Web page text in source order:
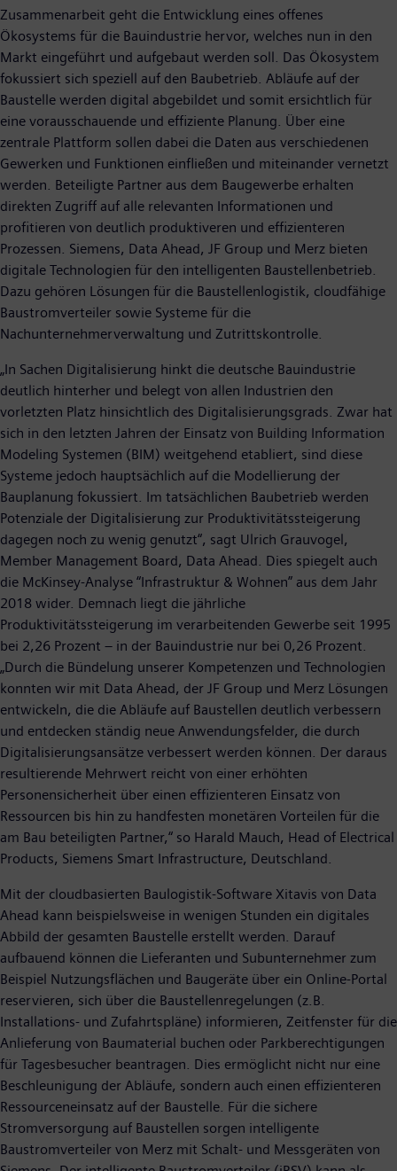
Zusammenarbeit geht die Entwicklung eines offenes
Ökosystems für die Bauindustrie hervor, welches nun in den
Markt eingeführt und aufgebaut werden soll. Das Ökosystem
fokussiert sich speziell auf den Baubetrieb. Abläufe auf der
Baustelle werden digital abgebildet und somit ersichtlich für
eine vorausschauende und effiziente Planung. Über eine
zentrale Plattform sollen dabei die Daten aus verschiedenen
Gewerken und Funktionen einfließen und miteinander vernetzt
werden. Beteiligte Partner aus dem Baugewerbe erhalten
direkten Zugriff auf alle relevanten Informationen und
profitieren von deutlich produktiveren und effizienteren
Prozessen. Siemens, Data Ahead, JF Group und Merz bieten
digitale Technologien für den intelligenten Baustellenbetrieb.
Dazu gehören Lösungen für die Baustellenlogistik, cloudfähige
Baustromverteiler sowie Systeme für die
Nachunternehmerverwaltung und Zutrittskontrolle.
„In Sachen Digitalisierung hinkt die deutsche Bauindustrie
deutlich hinterher und belegt von allen Industrien den
vorletzten Platz hinsichtlich des Digitalisierungsgrads. Zwar hat
sich in den letzten Jahren der Einsatz von Building Information
Modeling Systemen (BIM) weitgehend etabliert, sind diese
Systeme jedoch hauptsächlich auf die Modellierung der
Bauplanung fokussiert. Im tatsächlichen Baubetrieb werden
Potenziale der Digitalisierung zur Produktivitätssteigerung
dagegen noch zu wenig genutzt“, sagt Ulrich Grauvogel,
Member Management Board, Data Ahead. Dies spiegelt auch
die McKinsey-Analyse “Infrastruktur & Wohnen” aus dem Jahr
2018 wider. Demnach liegt die jährliche
Produktivitätssteigerung im verarbeitenden Gewerbe seit 1995
bei 2,26 Prozent – in der Bauindustrie nur bei 0,26 Prozent.
„Durch die Bündelung unserer Kompetenzen und Technologien
konnten wir mit Data Ahead, der JF Group und Merz Lösungen
entwickeln, die die Abläufe auf Baustellen deutlich verbessern
und entdecken ständig neue Anwendungsfelder, die durch
Digitalisierungsansätze verbessert werden können. Der daraus
resultierende Mehrwert reicht von einer erhöhten
Personensicherheit über einen effizienteren Einsatz von
Ressourcen bis hin zu handfesten monetären Vorteilen für die
am Bau beteiligten Partner,“ so Harald Mauch, Head of Electrical
Products, Siemens Smart Infrastructure, Deutschland.
Mit der cloudbasierten Baulogistik-Software Xitavis von Data
Ahead kann beispielsweise in wenigen Stunden ein digitales
Abbild der gesamten Baustelle erstellt werden. Darauf
aufbauend können die Lieferanten und Subunternehmer zum
Beispiel Nutzungsflächen und Baugeräte über ein Online-Portal
reservieren, sich über die Baustellenregelungen (z.B.
Installations- und Zufahrtspläne) informieren, Zeitfenster für die
Anlieferung von Baumaterial buchen oder Parkberechtigungen
für Tagesbesucher beantragen. Dies ermöglicht nicht nur eine
Beschleunigung der Abläufe, sondern auch einen effizienteren
Ressourceneinsatz auf der Baustelle. Für die sichere
Stromversorgung auf Baustellen sorgen intelligente
Baustromverteiler von Merz mit Schalt- und Messgeräten von